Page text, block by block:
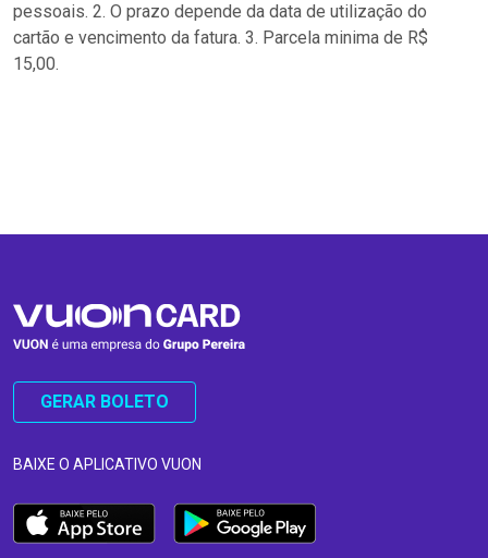
pessoais. 2. O prazo depende da data de utilização do
cartão e vencimento da fatura. 3. Parcela minima de R$
15,00.
GERAR BOLETO
BAIXE O APLICATIVO VUON